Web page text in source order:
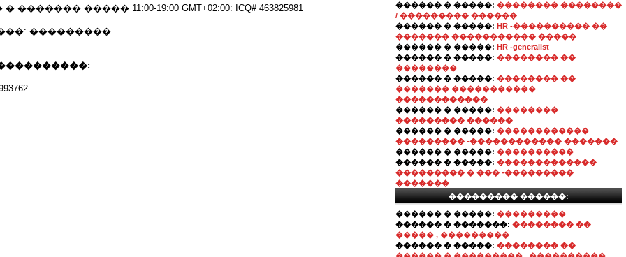
����� 11:00-19:00 GMT+02:00: ICQ# 463825981
���������
������ � �����: �������� ��������
/ ��������� ������
������ � �����: HR -���������� ��
������� ����������� �����
������ � �����: HR -generalist
������ � �����: �������� ��
��������
������ � �����: �������� ��
������� �����������
������������
������ � �����: ��������
��������� ������
������ � �����: ������������
��������� -������������ �������
������ � �����: ����������
������ � �����: �������������
��������� � ��� -���������
�������
��������� ������:
������ � �����: ���������
������ � �������: �������� ��
����� , ���������
������ � �����: �������� ��